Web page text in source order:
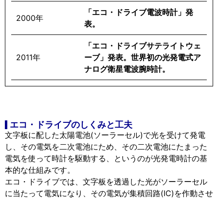
2000年
「エコ・ドライブ電波時計」発
表。
2011年
「エコ・ドライブサテライトウェ
ーブ」発表。世界初の光発電式ア
ナログ衛星電波腕時計。
エコ・ドライブのしくみと工夫
文字板に配した太陽電池(ソーラーセル)で光を受けて発電
し、その電気を二次電池にため、その二次電池にたまった
電気を使って時計を駆動する、というのが光発電時計の基
本的な仕組みです。
エコ・ドライブでは、文字板を透過した光がソーラーセル
に当たって電気になり、その電気が集積回路(IC)を作動させ